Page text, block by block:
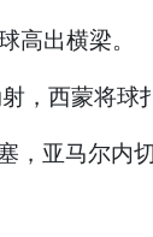
高出横梁。
，西蒙将球
亚马尔内